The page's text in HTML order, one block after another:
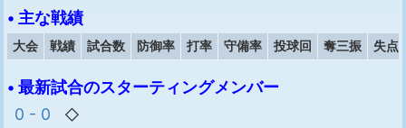
• 主な戦績
大会 戦績 試合数 防御率 打率 守備率 投球回 奪三振 失点
• 最新試合のスターティングメンバー
0 - 0
◇